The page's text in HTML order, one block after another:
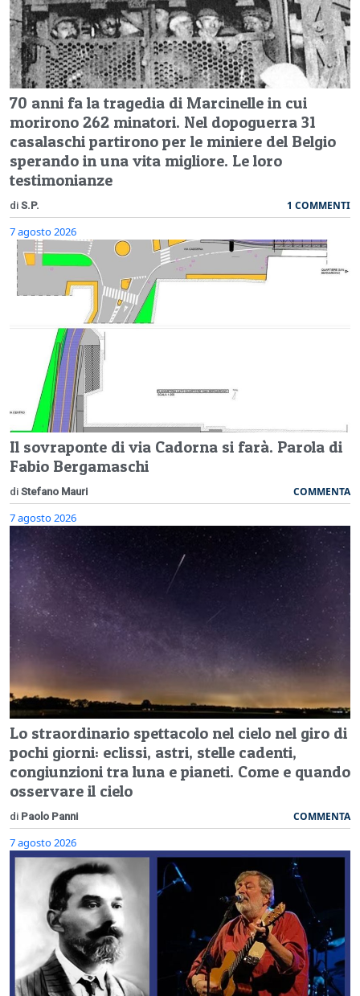
70 anni fa la tragedia di Marcinelle in cui
morirono 262 minatori. Nel dopoguerra 31
casalaschi partirono per le miniere del Belgio
sperando in una vita migliore. Le loro
testimonianze
di S.P. 1 COMMENTI
7 agosto 2026
Il sovraponte di via Cadorna si farà. Parola di
Fabio Bergamaschi
di Stefano Mauri COMMENTA
7 agosto 2026
Lo straordinario spettacolo nel cielo nel giro di
pochi giorni: eclissi, astri, stelle cadenti,
congiunzioni tra luna e pianeti. Come e quando
osservare il cielo
di Paolo Panni COMMENTA
7 agosto 2026